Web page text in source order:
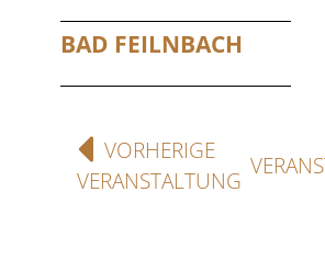
BAD FEILNBACH
VORHERIGE
VERANSTALTUNG